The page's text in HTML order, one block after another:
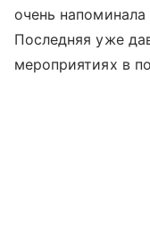
очень
Последняя уже
мероприятиях в